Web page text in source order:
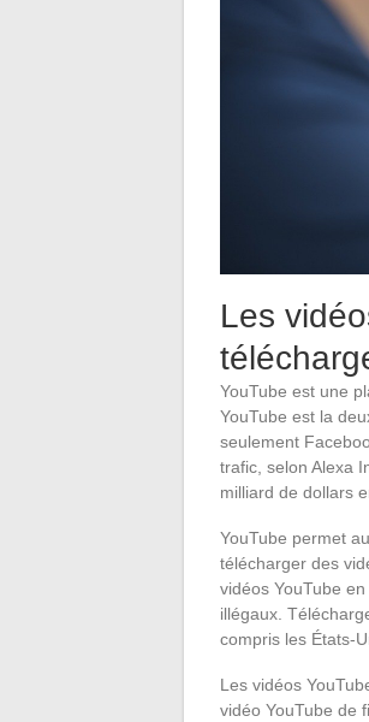
Les
YouTube est une
YouTube est la
seulement
trafic, selon Alexa
milliard de dollars
YouTube permet
télécharger des
vidéos YouTube
illégaux.
compris les États-
Les vidéos
vidéo YouTube de